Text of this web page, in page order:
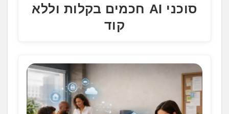
סוכני AI חכמים בקלות וללא
קוד